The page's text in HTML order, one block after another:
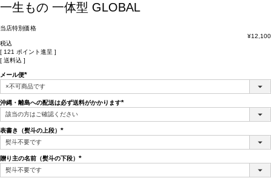
一生もの 一体型 GLOBAL
当店特別価格
¥12,100
税込
[ 121 ポイント進呈 ]
送料込
メール便
(必
須)
沖縄・離島への配送は必ず送料がかかります
表書き（熨斗の上段）
贈り主の名前（熨斗の下段）